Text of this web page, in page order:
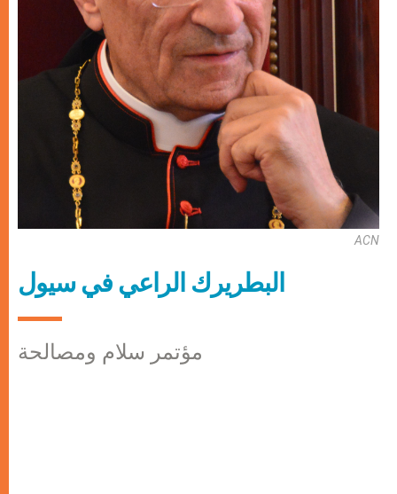
ACN
البطريرك الراعي في سيول
مؤتمر سلام ومصالحة